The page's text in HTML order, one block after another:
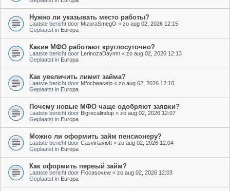
Нужно ли указывать место работы?
Laatste bericht door MizoraSmegO « zo aug 02, 2026 12:15
Geplaatst in Europa
Какие МФО работают круглосуточно?
Laatste bericht door LerinozaDaymn « zo aug 02, 2026 12:13
Geplaatst in Europa
Как увеличить лимит займа?
Laatste bericht door Mfocheacelp « zo aug 02, 2026 12:10
Geplaatst in Europa
Почему новые МФО чаще одобряют заявки?
Laatste bericht door Bigrecalindup « zo aug 02, 2026 12:07
Geplaatst in Europa
Можно ли оформить займ пенсионеру?
Laatste bericht door Casvirtaviott « zo aug 02, 2026 12:04
Geplaatst in Europa
Как оформить первый займ?
Laatste bericht door Flocasovew « zo aug 02, 2026 12:03
Geplaatst in Europa